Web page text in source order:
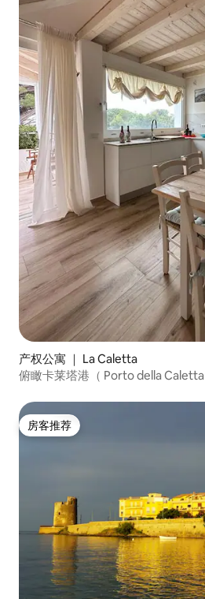
产权公寓 ｜ La Caletta
俯瞰卡莱塔港（ Porto della
房客推荐
房客推荐